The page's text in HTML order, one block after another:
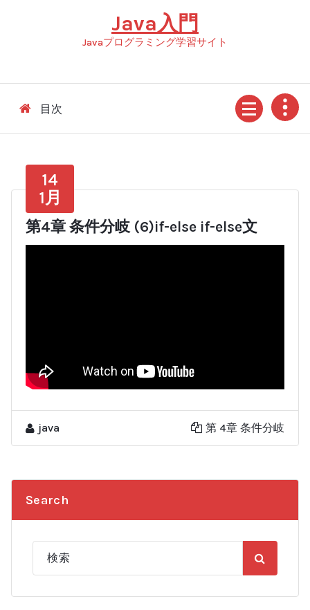
Java入門
Javaプログラミング学習サイト
目次
14
1月
第4章 条件分岐 (6)if-else if-else文
java 第 4章 条件分岐
Search